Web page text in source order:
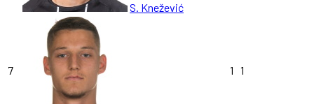
S. Knežević
7 1 1